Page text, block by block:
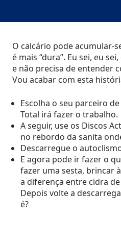
O calcário pode acumular-
é mais “dura”. Eu sei, eu
e não precisa de entender
Vou acabar com esta
Escolha o seu parceiro
Total irá fazer o trabalho.
A seguir, use os Discos
no rebordo da sanita
Descarregue o
E agora pode ir fazer o
fazer uma sesta, brincar
a diferença entre cidra
Depois volte a
é?